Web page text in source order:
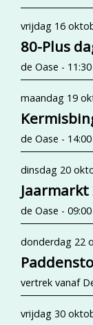
vrijdag 16
80-Plus
de Oase -
maandag 19
de Oase -
dinsdag 20
Jaarmarkt
de Oase -
donderdag 22
vertrek vanaf
vrijdag 30